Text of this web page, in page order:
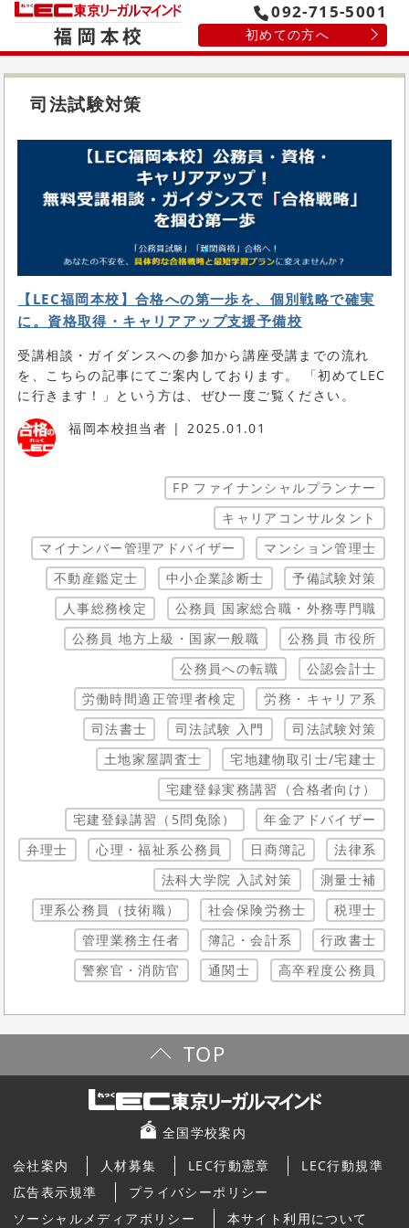
092-715-5001
初めての方へ
司法試験対策
【LEC福岡本校】合格への第一歩を、個別戦略で確実
に。資格取得・キャリアアップ支援予備校
受講相談・ガイダンスへの参加から講座受講までの流れ
を、こちらの記事にてご案内しております。 「初めてLEC
に行きます！」という方は、ぜひ一度ご覧ください。
福岡本校担当者
2025.01.01
FP ファイナンシャルプランナー
キャリアコンサルタント
マイナンバー管理アドバイザー
マンション管理士
不動産鑑定士
中小企業診断士
予備試験対策
人事総務検定
公務員 国家総合職・外務専門職
公務員 地方上級・国家一般職
公務員 市役所
公務員への転職
公認会計士
労働時間適正管理者検定
労務・キャリア系
司法書士
司法試験 入門
司法試験対策
土地家屋調査士
宅地建物取引士/宅建士
宅建登録実務講習（合格者向け）
宅建登録講習（5問免除）
年金アドバイザー
弁理士
心理・福祉系公務員 日商簿記
法律系
法科大学院 入試対策
測量士補
理系公務員（技術職）
社会保険労務士
税理士
管理業務主任者
簿記・会計系
行政書士
警察官・消防官
通関士 高卒程度公務員
TOP
全国学校案内
会社案内
人材募集 LEC行動憲章
LEC行動規準
広告表示規準
プライバシーポリシー
ソーシャルメディアポリシー
本サイト利用について